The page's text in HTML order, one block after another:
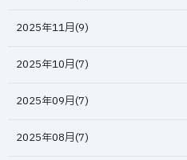
2025年11月(9)
2025年10月(7)
2025年09月(7)
2025年08月(7)